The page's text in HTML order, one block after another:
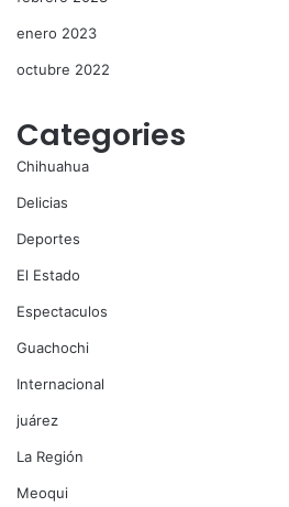
enero 2023
octubre 2022
Categories
Chihuahua
Delicias
Deportes
El Estado
Espectaculos
Guachochi
Internacional
juárez
La Región
Meoqui